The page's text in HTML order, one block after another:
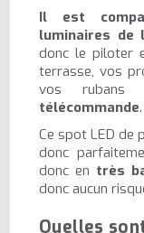
Il est
luminaires de
donc le piloter
terrasse, vos
vos rubans
télécommande.
Ce spot LED de
donc
donc en très
donc aucun
Quelles